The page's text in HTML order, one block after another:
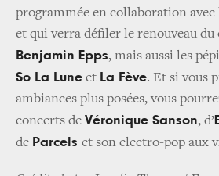
programmée en collaboration
et qui verra défiler le renouveau du
Benjamin Epps, mais aussi les
So La Lune et La Fève. Et si vous
ambiances plus posées, vous
concerts de Véronique Sanson, d’
de Parcels et son electro-pop aux